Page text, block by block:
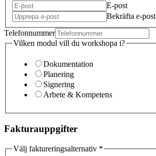
E-post
Bekräfta e-post
Telefonnummer
Vilken modul vill du workshopa i?
Dokumentation
Planering
Signering
Arbete & Kompetens
Fakturauppgifter
Välj faktureringsalternativ *